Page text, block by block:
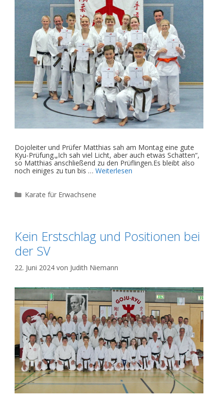
Dojoleiter und Prüfer Matthias sah am Montag eine gute
Kyu-Prüfung.„Ich sah viel Licht, aber auch etwas Schatten“,
so Matthias anschließend zu den Prüflingen.Es bleibt also
noch einiges zu tun bis … Weiterlesen
Kategorien
Karate für Erwachsene
Kein Erstschlag und Positionen bei
der SV
22. Juni 2024 von Judith Niemann